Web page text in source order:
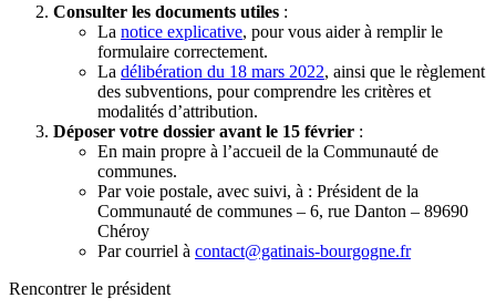
Consulter les documents utiles :
La notice explicative, pour vous aider à remplir le
formulaire correctement.
La délibération du 18 mars 2022, ainsi que le règlement
des subventions, pour comprendre les critères et
modalités d’attribution.
Déposer votre dossier avant le 15 février :
En main propre à l’accueil de la Communauté de
communes.
Par voie postale, avec suivi, à : Président de la
Communauté de communes – 6, rue Danton – 89690
Chéroy
Par courriel à contact@gatinais-bourgogne.fr
Rencontrer le président